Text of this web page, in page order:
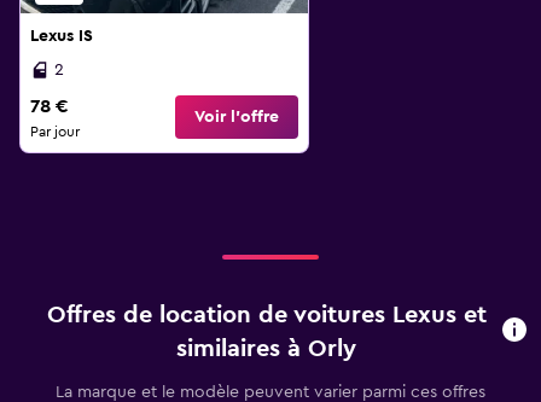
Lexus IS
2
78 €
Par jour
Voir l’offre
Offres de location de voitures Lexus et
similaires à Orly
La marque et le modèle peuvent varier parmi ces offres